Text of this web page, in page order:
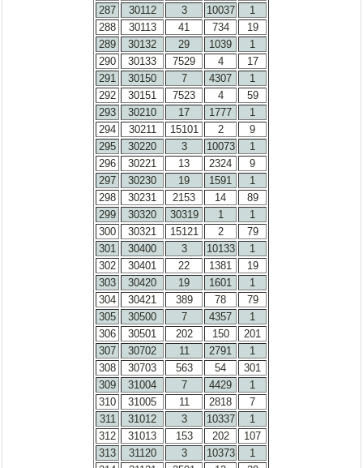
287
30112 3 10037
1
288
30113 41 734
19
289
30132 29 1039
1
290
30133 7529 4
17
291
30150 7 4307
1
292
30151 7523 4
59
293
30210 17 1777
1
294
30211 15101 2
9
295
30220 3 10073
1
296
30221 13 2324
9
297
30230 19 1591
1
298
30231 2153 14
89
299
30320 30319 1
1
300
30321 15121 2
79
301
30400 3 10133
1
302
30401 22 1381
19
303
30420 19 1601
1
304
30421 389 78
79
305
30500 7 4357
1
306
30501 202 150
201
307
30702 11 2791
1
308
30703 563 54
301
309
31004 7 4429
1
310
31005 11 2818
7
311
31012 3 10337
1
312
31013 153 202
107
313
31120 3 10373
1